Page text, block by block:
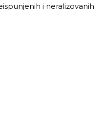
i neralizovanih